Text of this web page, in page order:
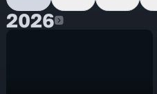
20262026